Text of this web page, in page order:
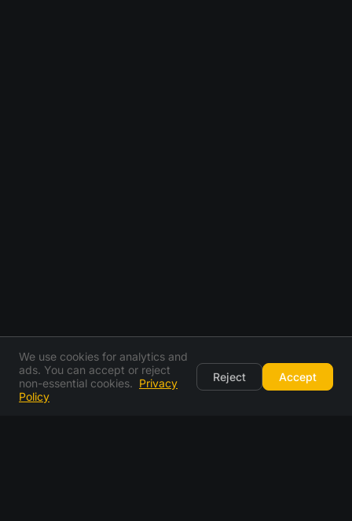
We use cookies for analytics and
ads. You can accept or reject
non-essential cookies. Privacy
Policy
Reject Accept